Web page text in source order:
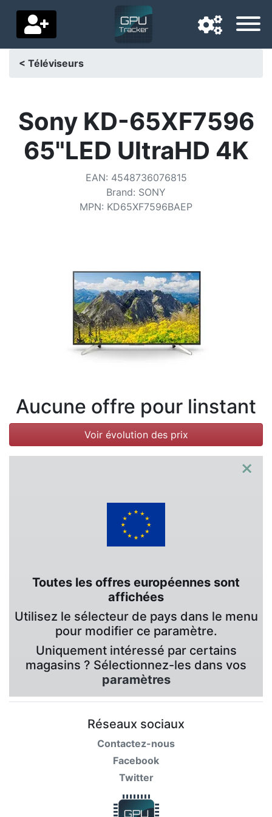
Pays de livraison
Accueil
< Téléviseurs
Sony KD-65XF7596
65"LED UltraHD 4K
EAN: 4548736076815
Brand: SONY
MPN: KD65XF7596BAEP
Aucune offre pour linstant
Voir évolution des prix
×
Toutes les offres européennes sont
affichées
Utilisez le sélecteur de pays dans le menu
pour modifier ce paramètre.
Uniquement intéressé par certains
magasins ? Sélectionnez-les dans vos
paramètres
Réseaux sociaux
Contactez-nous
Facebook
Twitter